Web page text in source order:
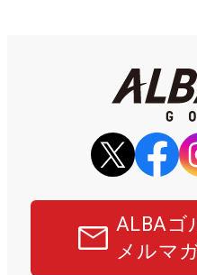
ALBAゴ
メルマ